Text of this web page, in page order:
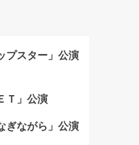
プスター」公演
Ｔ」公演
ぎながら」公演